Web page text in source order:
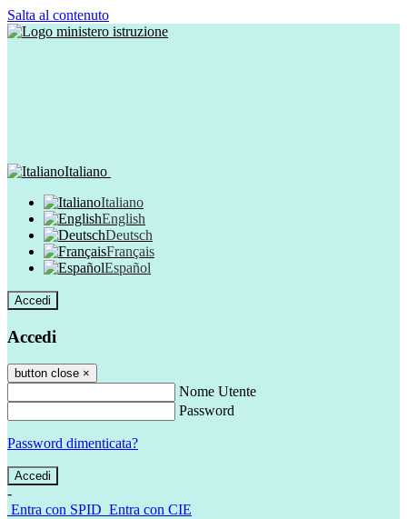
Salta al contenuto
Italiano
Italiano
English
Deutsch
Français
Español
Accedi
Accedi
button close ×
Nome Utente
Password
Password dimenticata?
-
Entra con SPID Entra con CIE